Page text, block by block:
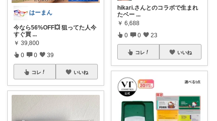
はーまん
今なら56%OFF💥 狙ってた人今
すぐ買 ...
￥ 39,800
0 0 39
コレ いいね
hikari.さんとのコラボで生まれ
たベー ...
￥ 6,688
0 0 23
コレ いいね